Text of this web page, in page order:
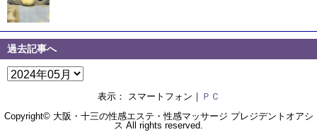
過去記事へ
表示： スマートフォン｜ ＰＣ
Copyright© 大阪・十三の性感エステ・性感マッサージ プレジデントオアシ
ス All rights reserved.